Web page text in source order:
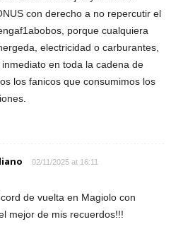
con derecho a no repercutir el
porque cualquiera
electricidad o carburantes,
en toda la cadena de
los fanicos que consumimos los
02/11/2025 at 16:11
de vuelta en Magiolo con
mejor de mis recuerdos!!!